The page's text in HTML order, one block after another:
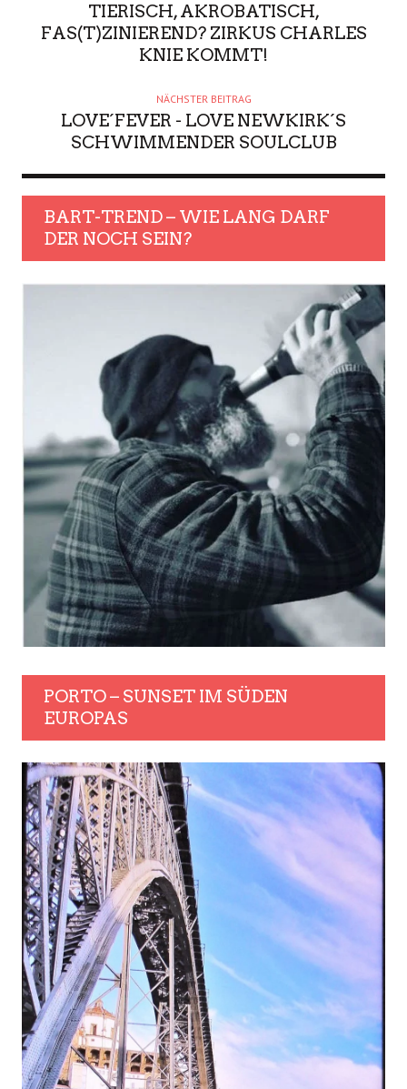
TIERISCH, AKROBATISCH,
FAS(T)ZINIEREND? ZIRKUS CHARLES
KNIE KOMMT!
NÄCHSTER BEITRAG
LOVE´FEVER - LOVE NEWKIRK´S
SCHWIMMENDER SOULCLUB
BART-TREND – WIE LANG DARF
DER NOCH SEIN?
PORTO – SUNSET IM SÜDEN
EUROPAS